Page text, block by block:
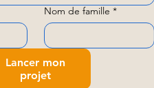
Nom de famille *
Lancer mon
projet